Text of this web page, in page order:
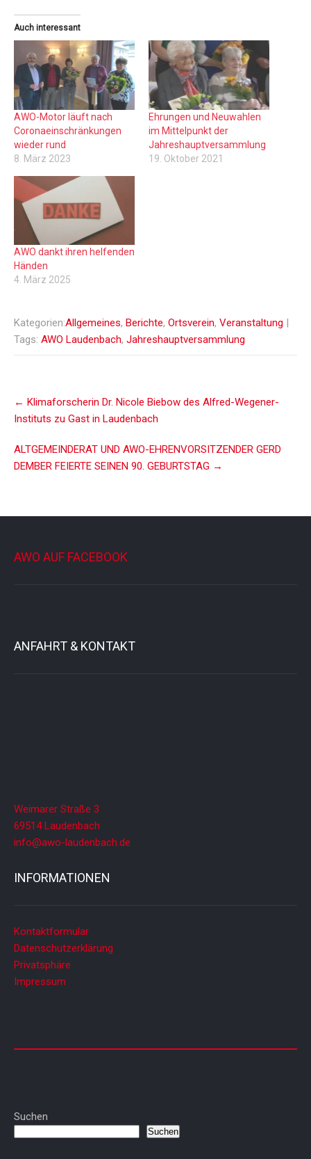
Auch interessant
AWO-Motor läuft nach
Coronaeinschränkungen
wieder rund
8. März 2023
Ehrungen und Neuwahlen
im Mittelpunkt der
Jahreshauptversammlung
19. Oktober 2021
AWO dankt ihren helfenden
Händen
4. März 2025
Kategorien:Allgemeines, Berichte, Ortsverein, Veranstaltung |
Tags: AWO Laudenbach, Jahreshauptversammlung
Post
navigation
← Klimaforscherin Dr. Nicole Biebow des Alfred-Wegener-
Instituts zu Gast in Laudenbach
ALTGEMEINDERAT UND AWO-EHRENVORSITZENDER GERD
DEMBER FEIERTE SEINEN 90. GEBURTSTAG →
AWO AUF FACEBOOK
ANFAHRT & KONTAKT
Weimarer Straße 3
69514 Laudenbach
info@awo-laudenbach.de
INFORMATIONEN
Kontaktformular
Datenschutzerklärung
Privatsphäre
Impressum
Suchen
Suchen